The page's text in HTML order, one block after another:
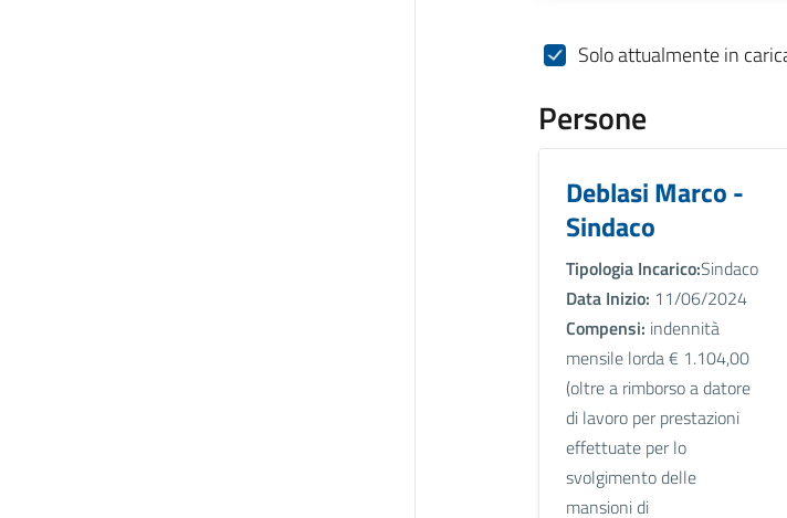
Solo attualmente in
Persone
Deblasi Marco -
Sindaco
Tipologia Incarico:Sindaco
Data Inizio: 11/06/2024
Compensi: indennità
mensile lorda € 1.104,00
(oltre a rimborso a datore
di lavoro per prestazioni
effettuate per lo
svolgimento delle
mansioni di